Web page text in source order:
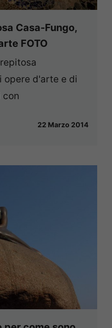
Casa-Fungo,
FOTO
opere d'arte e di
con
22 Marzo 2014